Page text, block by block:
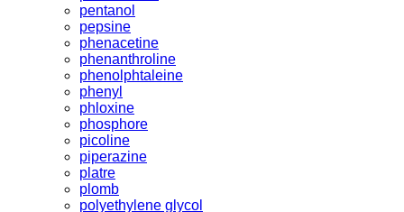
pentanol
pepsine
phenacetine
phenanthroline
phenolphtaleine
phenyl
phloxine
phosphore
picoline
piperazine
platre
plomb
polyethylene glycol